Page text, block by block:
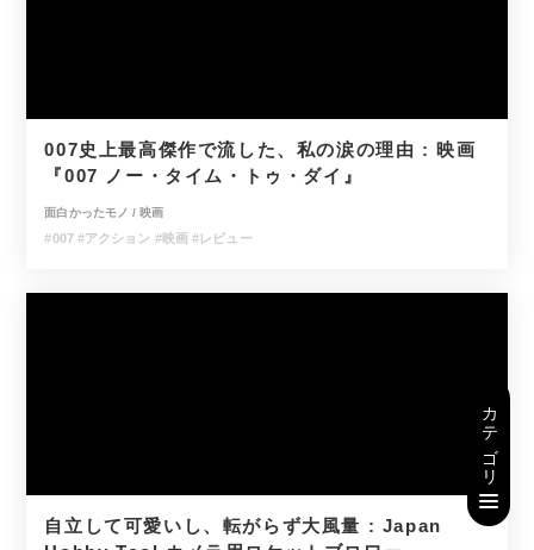
007史上最高傑作で流した、私の涙の理由 : 映画
『007 ノー・タイム・トゥ・ダイ』
面白かったモノ / 映画
#007 #アクション #映画#レビュー
自立して可愛いし、転がらず大風量 : Japan